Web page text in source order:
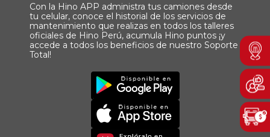
Con la Hino APP administra tus camiones desde
tu celular, conoce el historial de los servicios de
mantenimiento que realizas en todos los talleres
oficiales de Hino Perú, acumula Hino puntos ¡y
accede a todos los beneficios de nuestro Soporte
Total!
Imagen
Principal
Imagen
Principal
Imagen